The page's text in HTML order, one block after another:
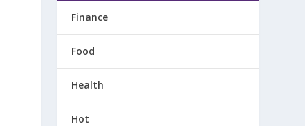
Finance
Food
Health
Hot